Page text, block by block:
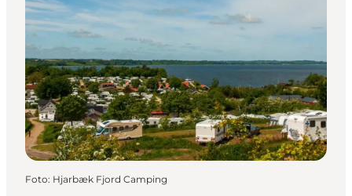
Foto: Hjarbæk Fjord Camping